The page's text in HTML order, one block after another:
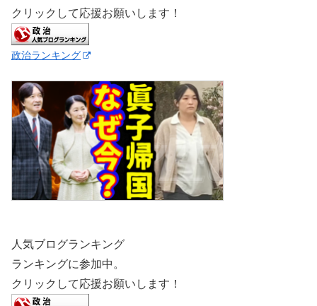
クリックして応援お願いします！
政治ランキング
人気ブログランキング
ランキングに参加中。
クリックして応援お願いします！